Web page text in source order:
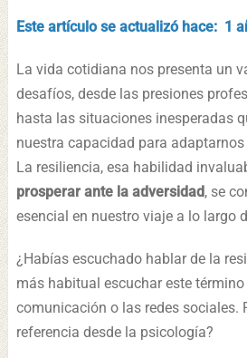
Este artículo se actualizó hace: 1
La vida cotidiana nos presenta un
desafíos, desde las presiones
hasta las situaciones inesperadas
nuestra capacidad para
La resiliencia, esa habilidad
prosperar ante la adversidad, se
esencial en nuestro viaje a lo largo
¿Habías escuchado hablar de la
más habitual escuchar este
comunicación o las redes sociales.
referencia desde la psicología?